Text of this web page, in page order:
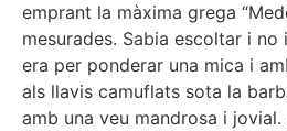
emprant la màxima grega
mesurades. Sabia escoltar i
era per ponderar una mica i
als llavis camuflats sota la
amb una veu mandrosa i